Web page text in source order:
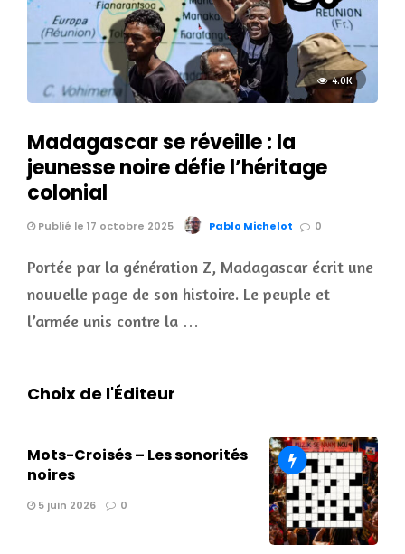
4.0K
Madagascar se réveille : la
jeunesse noire défie l’héritage
colonial
Publié le 17 octobre 2025 Pablo Michelot 0
Portée par la génération Z, Madagascar écrit une
nouvelle page de son histoire. Le peuple et
l’armée unis contre la …
Choix de l'Éditeur
Mots-Croisés – Les sonorités
noires
5 juin 2026 0